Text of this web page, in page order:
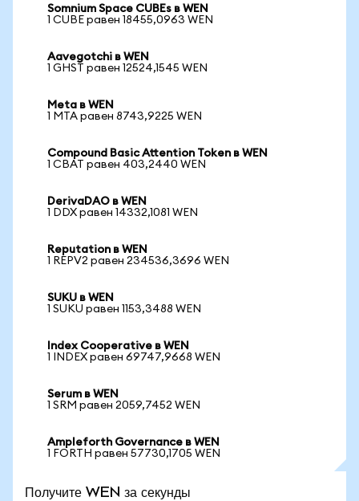
Somnium Space CUBEs в WEN
1 CUBE равен 18455,0963 WEN
Aavegotchi в WEN
1 GHST равен 12524,1545 WEN
Meta в WEN
1 MTA равен 8743,9225 WEN
Compound Basic Attention Token в WEN
1 CBAT равен 403,2440 WEN
DerivaDAO в WEN
1 DDX равен 14332,1081 WEN
Reputation в WEN
1 REPV2 равен 234536,3696 WEN
SUKU в WEN
1 SUKU равен 1153,3488 WEN
Index Cooperative в WEN
1 INDEX равен 69747,9668 WEN
Serum в WEN
1 SRM равен 2059,7452 WEN
Ampleforth Governance в WEN
1 FORTH равен 57730,1705 WEN
Получите WEN за секунды